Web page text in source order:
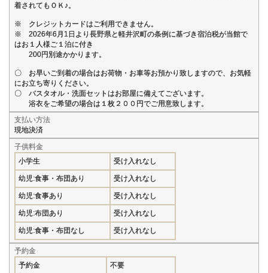
着されてもＯＫ♪。
※ クレジットカードはご利用できません。
※ 2026年6月1日より長野県と軽井沢町の条例に基づき宿泊税が当館で
はお１人様ご１泊に付き
200円別途かかります。
〇 お早いご到着の場合はお荷物・お車等お預かり致しますので、お気軽
にお立ち寄りください。
〇 バスタオル・洗面セットはお部屋に備えてございます。
浴衣をご希望の場合は１枚２００円でご用意致します。
支払い方法
現地決済
子供料金
小学生
受け入れなし
幼児:食事・布団あり 受け入れなし
幼児:食事あり 受け入れなし
幼児:布団あり 受け入れなし
幼児:食事・布団なし 受け入れなし
予約金
予約金
不要